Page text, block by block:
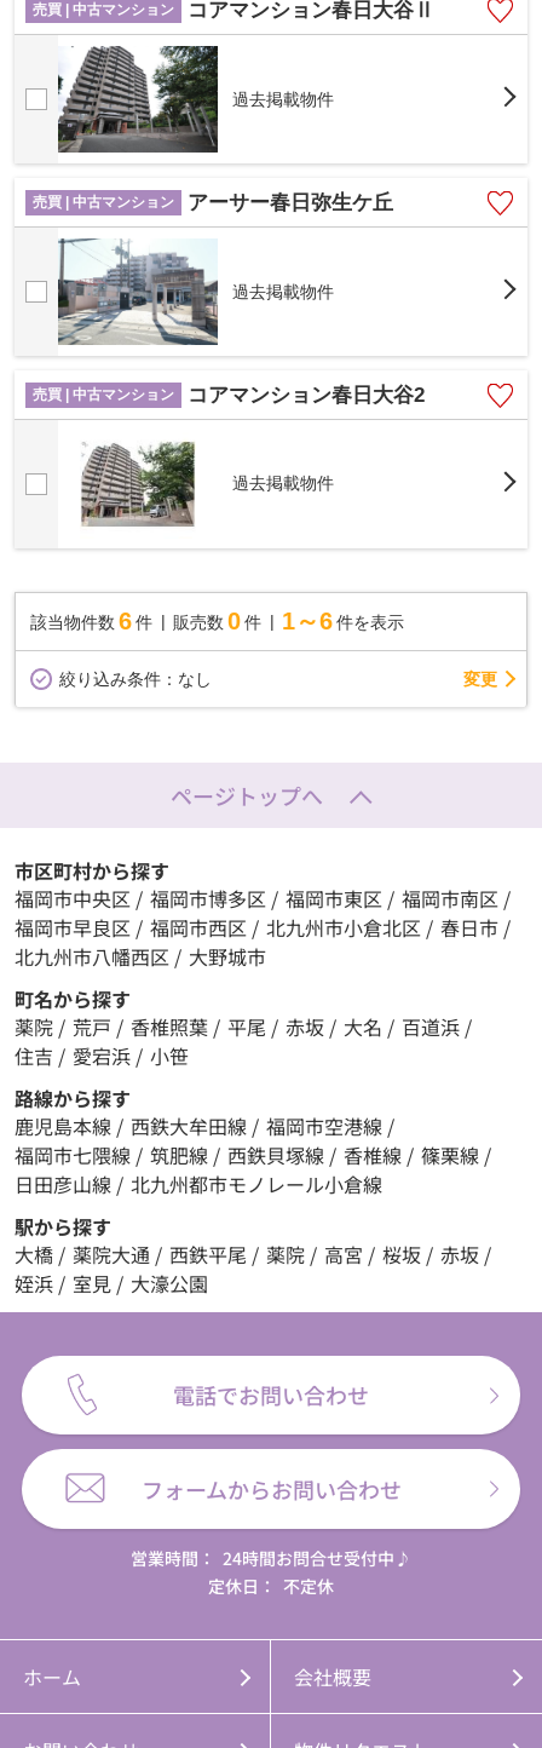
売買 | 中古マンション コアマンション春日大谷Ⅱ
過去掲載物件
売買 | 中古マンション アーサー春日弥生ケ丘
過去掲載物件
売買 | 中古マンション コアマンション春日大谷2
過去掲載物件
該当物件数 6件 販売数 0 件 1～6 件を表示
絞り込み条件： なし 変更
ページトップへ
市区町村から探す
福岡市中央区 / 福岡市博多区 / 福岡市東区 / 福岡市南区 /
福岡市早良区 / 福岡市西区 / 北九州市小倉北区 / 春日市 /
北九州市八幡西区 / 大野城市
町名から探す
薬院 / 荒戸 / 香椎照葉 / 平尾 / 赤坂 / 大名 / 百道浜 /
住吉 / 愛宕浜 / 小笹
路線から探す
鹿児島本線 / 西鉄大牟田線 / 福岡市空港線 /
福岡市七隈線 / 筑肥線 / 西鉄貝塚線 / 香椎線 / 篠栗線 /
日田彦山線 / 北九州都市モノレール小倉線
駅から探す
大橋 / 薬院大通 / 西鉄平尾 / 薬院 / 高宮 / 桜坂 / 赤坂 /
姪浜 / 室見 / 大濠公園
電話でお問い合わせ
フォームからお問い合わせ
営業時間：
24時間お問合せ受付中♪
定休日：
不定休
ホーム 会社概要